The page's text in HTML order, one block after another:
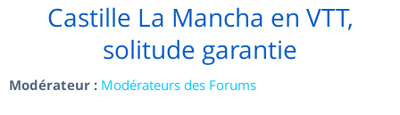
Castille La Mancha en VTT,
solitude garantie
Modérateur : Modérateurs des Forums